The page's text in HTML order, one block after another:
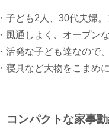
・子ども2人、30代夫婦
・風通しよく、オープン
・活発な子ども達なので
・寝具など大物をこまめ
コンパクトな家事